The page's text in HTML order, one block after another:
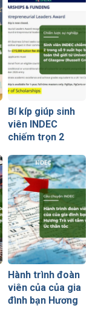
Bí kíp giúp sinh
viên INDEC
chiếm trọn 2
học bổng toàn
thế giới từ
University of
Glasgow
(Russell Group)
Hành trình đoàn
viên của của gia
đình bạn Hương